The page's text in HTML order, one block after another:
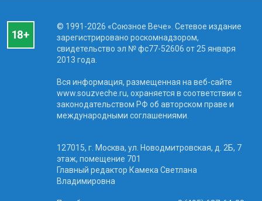
© 1991-2026 «Союзное Вече». Сетевое издание
зарегистрировано роскомнадзором,
свидетельство эл № фc77-52606 от 25 января
2013 года.
Вся информация, размещенная на веб-сайте
www.souzveche.ru, охраняется в соответствии с
законодательством РФ об авторском праве и
международными соглашениями.
127015, г. Москва, ул. Новодмитровская, д. 2Б, 7
этаж, помещение 701
Главный редактор Камека Светлана
Владимировна